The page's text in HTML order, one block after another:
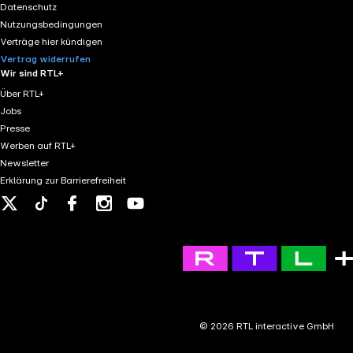
Datenschutz
Nutzungsbedingungen
Verträge hier kündigen
Vertrag widerrufen
Wir sind RTL+
Über RTL+
Jobs
Presse
Werben auf RTL+
Newsletter
Erklärung zur Barrierefreiheit
Tiktok FacebookInstagram
© 2026 RTL interactive GmbH